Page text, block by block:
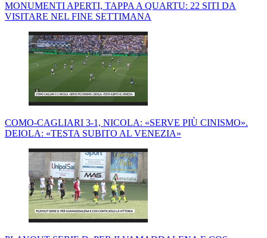
MONUMENTI APERTI, TAPPA A QUARTU: 22 SITI DA
VISITARE NEL FINE SETTIMANA
COMO-CAGLIARI 3-1, NICOLA: «SERVE PIÙ CINISMO».
DEIOLA: «TESTA SUBITO AL VENEZIA»